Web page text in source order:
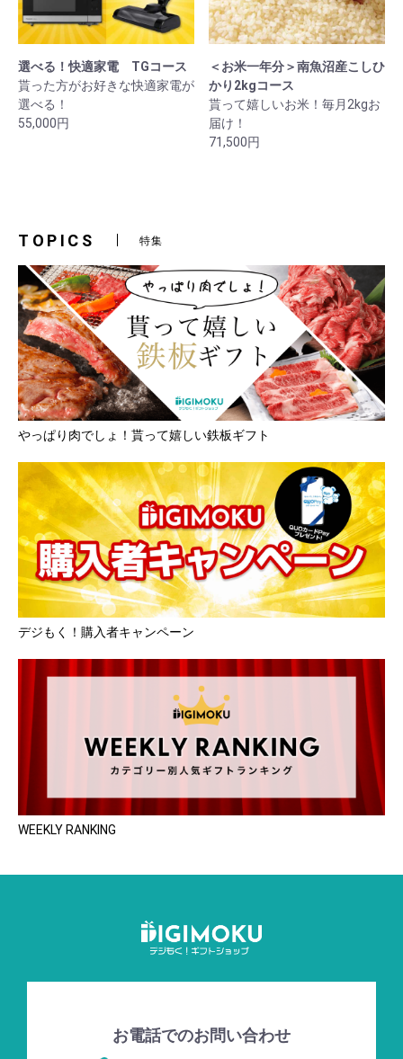
選べる！快適家電 TGコース
貰った方がお好きな快適家電が
選べる！
55,000円
＜お米一年分＞南魚沼産こしひ
かり2kgコース
貰って嬉しいお米！毎月2kgお
届け！
71,500円
TOPICS 特集
やっぱり肉でしょ！貰って嬉しい鉄板ギフト
デジもく！購入者キャンペーン
WEEKLY RANKING
お電話でのお問い合わせ